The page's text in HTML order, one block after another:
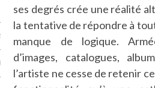
ses degrés crée une réalité
la tentative de répondre à
manque de logique.
d’images, catalogues,
l’artiste ne cesse de retenir